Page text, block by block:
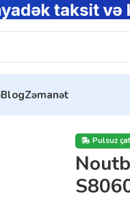
BlogZəmanət
Pulsuz